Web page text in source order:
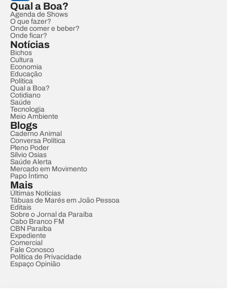
Qual a Boa?
Agenda de Shows
O que fazer?
Onde comer e beber?
Onde ficar?
Notícias
Bichos
Cultura
Economia
Educação
Política
Qual a Boa?
Cotidiano
Saúde
Tecnologia
Meio Ambiente
Blogs
Caderno Animal
Conversa Política
Pleno Poder
Sílvio Osias
Saúde Alerta
Mercado em Movimento
Papo Íntimo
Mais
Últimas Notícias
Tábuas de Marés em João Pessoa
Editais
Sobre o Jornal da Paraíba
Cabo Branco FM
CBN Paraíba
Expediente
Comercial
Fale Conosco
Política de Privacidade
Espaço Opinião